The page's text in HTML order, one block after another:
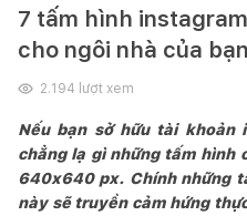
7 tấm hình
cho ngôi nhà của bạn
2.194 lượt xem
Nếu bạn sở hữu tài khoản
chẳng lạ gì những tấm hình
640x640 px. Chính những
này sẽ truyền cảm hứng